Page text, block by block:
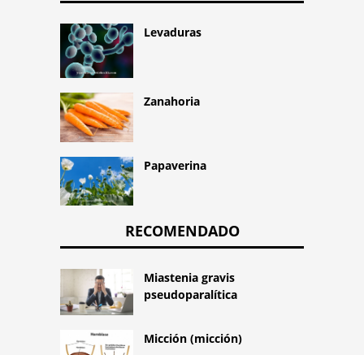
Levaduras
Zanahoria
Papaverina
RECOMENDADO
Miastenia gravis
pseudoparalítica
Micción (micción)